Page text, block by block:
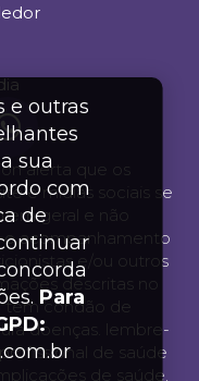
alerta que os
e mídias sociais se
geral e não
acompanhamento
e/ou outros
descritas no
tem condão de
doenças. lembre-
de saúde
de saúde.
e outras
sua
com
de
Para